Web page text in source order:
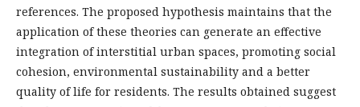
references. The proposed hypothesis maintains that the
application of these theories can generate an effective
integration of interstitial urban spaces, promoting social
cohesion, environmental sustainability and a better
quality of life for residents. The results obtained suggest